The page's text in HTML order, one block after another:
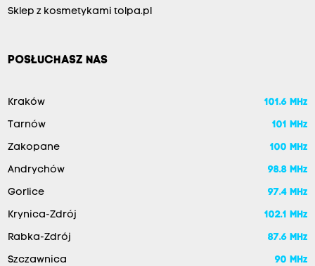
Sklep z kosmetykami tolpa.pl
POSŁUCHASZ NAS
Kraków 101.6 MHz
Tarnów 101 MHz
Zakopane 100 MHz
Andrychów 98.8 MHz
Gorlice 97.4 MHz
Krynica-Zdrój 102.1 MHz
Rabka-Zdrój 87.6 MHz
Szczawnica 90 MHz